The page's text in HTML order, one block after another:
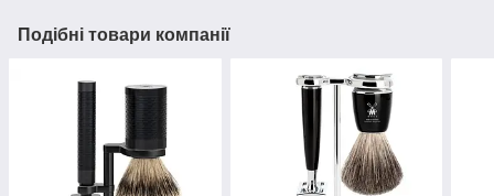
Подібні товари компанії